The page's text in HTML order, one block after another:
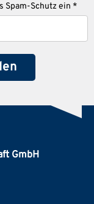
Spam-Schutz ein *
GmbH